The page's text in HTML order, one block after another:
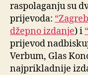
raspolaganju su
prijevoda:
džepno izdanje) i
prijevod
Verbum, Glas
najprikladnije